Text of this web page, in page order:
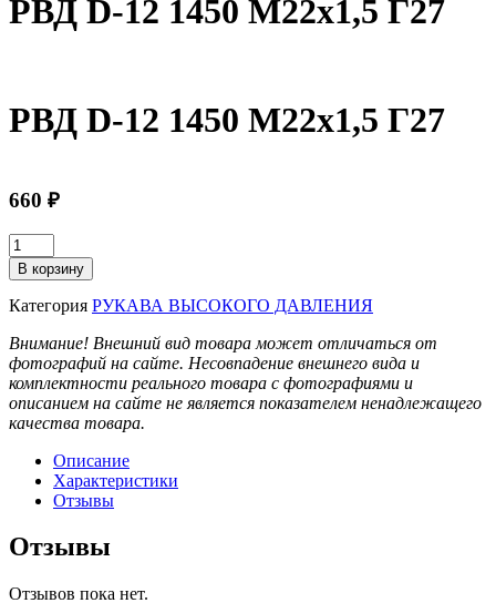
РВД D-12 1450 М22х1,5 Г27
РВД D-12 1450 М22х1,5 Г27
660 ₽
Количество
товара
РВД
D-
1450
М22х1,5
Г27
В корзину
Категория РУКАВА ВЫСОКОГО ДАВЛЕНИЯ
Внимание! Внешний вид товара может отличаться от
фотографий на сайте. Несовпадение внешнего вида и
комплектности реального товара с фотографиями и
описанием на сайте не является показателем ненадлежащего
качества товара.
Описание
Характеристики
Отзывы
Отзывы
Отзывов пока нет.